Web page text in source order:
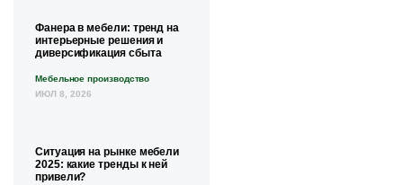
Фанера в мебели: тренд на
интерьерные решения и
диверсификация сбыта
Мебельное производство
ИЮЛ 8, 2026
Ситуация на рынке мебели
2025: какие тренды к ней
привели?